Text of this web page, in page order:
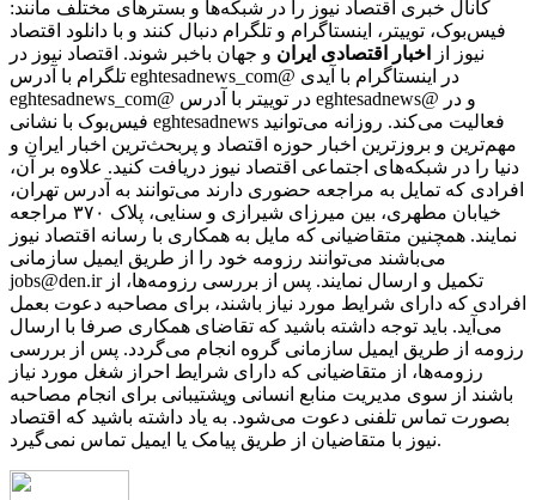
کانال خبری اقتصاد نیوز را در شبکه‌ها و بسترهای مختلف مانند:
فیس‌بوک، توییتر، اینستاگرام و تلگرام دنبال کنند و با دانلود اقتصاد
نیوز از
اخبار اقتصادی ایران و جهان باخبر شوند. اقتصاد نیوز در
تلگرام با آدرس eghtesadnews_com@ در اینستاگرام با آیدی
eghtesadnews_com@ در توییتر با آدرس eghtesadnews@ و در
فیس‌بوک با نشانی eghtesadnews فعالیت می‌کند. روزانه می‌توانید
مهم‌ترین و بروزترین اخبار حوزه اقتصاد و پربحث‌ترین اخبار ایران و
دنیا را در شبکه‌های اجتماعی اقتصاد نیوز دریافت کنید. علاوه بر آن،
افرادی که تمایل به مراجعه حضوری دارند می‌توانند به آدرس تهران،
خیابان مطهری، بین میرزای شیرازی و سنایی، پلاک ۳۷۰ مراجعه
نمایند. همچنین متقاضیانی که مایل به همکاری با رسانه‌ اقتصاد نیوز
می‌باشند می‌توانند رزومه خود را از طریق ایمیل سازمانی
jobs@den.ir تکمیل و ارسال نمایند. پس از بررسی رزومه‌ها، از
افرادی که دارای شرایط مورد نیاز باشند، برای مصاحبه دعوت بعمل
می‌آید. باید توجه داشته باشید که تقاضای همکاری صرفا با ارسال
رزومه از طریق ایمیل سازمانی گروه انجام می‌گردد. پس از بررسی
رزومه‌ها، از متقاضیانی که دارای شرایط احراز شغل مورد نیاز
باشند از سوی مدیریت منابع انسانی وپشتیبانی برای انجام مصاحبه
بصورت تماس تلفنی دعوت می‌شود. به یاد داشته باشید که اقتصاد
نیوز با متقاضیان از طریق پیامک یا ایمیل تماس نمی‌گیرد.